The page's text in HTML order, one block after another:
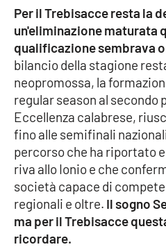
LaC Network
LaC OnAir
EDIZIONI
LOCALI
Catanzaro
Crotone
Vibo Valentia
Per il Trebisacce resta la
un'eliminazione maturata
qualificazione sembrava
bilancio della stagione
neopromossa, la
regular season al secondo
Eccellenza calabrese,
fino alle semifinali
percorso che ha riportato
riva allo Ionio e che
società capace di
regionali e oltre. Il sogno
ma per il Trebisacce
ricordare.